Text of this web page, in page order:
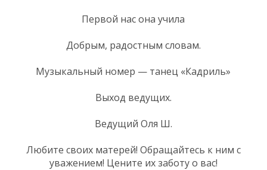
Первой нас она учила
Добрым, радостным словам.
Музыкальный номер — танец «Кадриль»
Выход ведущих.
Ведущий Оля Ш.
Любите своих матерей! Обращайтесь к ним с
уважением! Цените их заботу о вас!